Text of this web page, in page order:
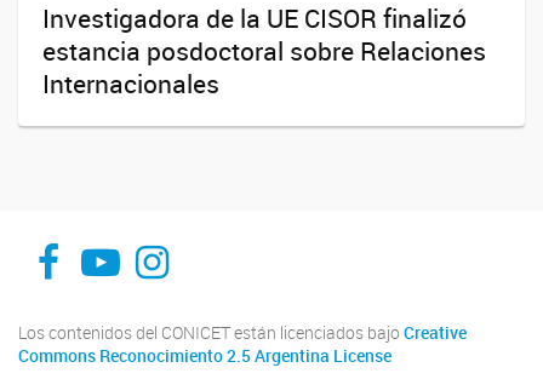
Investigadora de la UE CISOR finalizó
estancia posdoctoral sobre Relaciones
Internacionales
Facebook UE CISOR
Canal YouTube UE CISORInstagram UE CISOR
Los contenidos del CONICET están licenciados bajo Creative
Commons Reconocimiento 2.5 Argentina License